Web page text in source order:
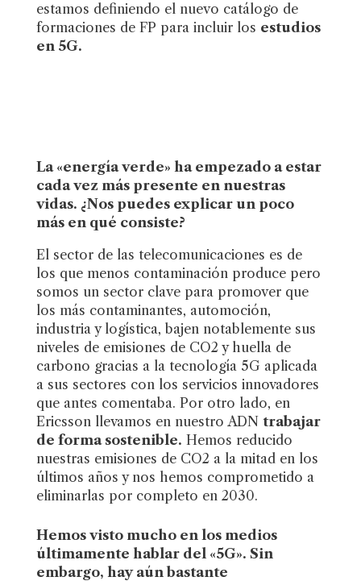
estamos definiendo el nuevo catálogo de
formaciones de FP para incluir los estudios
en 5G.
La «energía verde» ha empezado a estar
cada vez más presente en nuestras
vidas. ¿Nos puedes explicar un poco
más en qué consiste?
El sector de las telecomunicaciones es de
los que menos contaminación produce pero
somos un sector clave para promover que
los más contaminantes, automoción,
industria y logística, bajen notablemente sus
niveles de emisiones de CO2 y huella de
carbono gracias a la tecnología 5G aplicada
a sus sectores con los servicios innovadores
que antes comentaba. Por otro lado, en
Ericsson llevamos en nuestro ADN trabajar
de forma sostenible. Hemos reducido
nuestras emisiones de CO2 a la mitad en los
últimos años y nos hemos comprometido a
eliminarlas por completo en 2030.
Hemos visto mucho en los medios
últimamente hablar del «5G». Sin
embargo, hay aún bastante